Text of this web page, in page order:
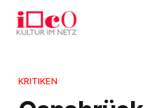
KRITIKEN